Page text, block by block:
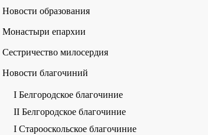
Новости образования
Монастыри епархии
Сестричество милосердия
Новости благочиний
I Белгородское благочиние
II Белгородское благочиние
I Старооскольское благочиние